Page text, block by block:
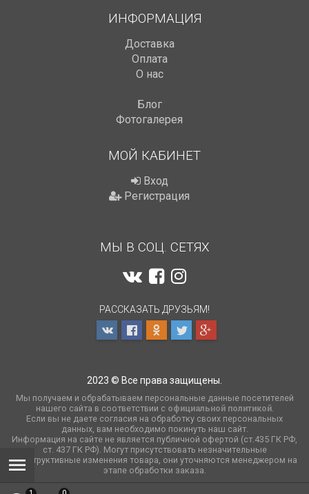
ИНФОРМАЦИЯ
Доставка
Оплата
О нас
Блог
Фотогалерея
МОЙ КАБИНЕТ
Вход
Регистрация
МЫ В СОЦ. СЕТЯХ
РАССКАЗАТЬ ДРУЗЬЯМ!
2023 © Все права защищены.
Мы получаем и обрабатываем персональные данные посетителей
нашего сайта в соответствии с официальной политикой.
Если вы не даете согласия на обработку своих персональных
данных, вам необходимо покинуть наш сайт.
Информация на сайте не является публичной офертой (ст.435 ГК РФ,
cт. 437 ГК РФ). Могут присутствовать незначительные
конструктивные изменения товара, они уточняются менеджером на
этапе обработки заказа.